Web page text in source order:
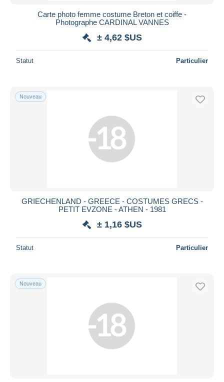
Carte photo femme costume Breton et coiffe -
Photographe CARDINAL VANNES
± 4,62 $US
Statut Particulier
Nouveau
GRIECHENLAND - GREECE - COSTUMES GRECS -
PETIT EVZONE - ATHEN - 1981
± 1,16 $US
Statut Particulier
Nouveau